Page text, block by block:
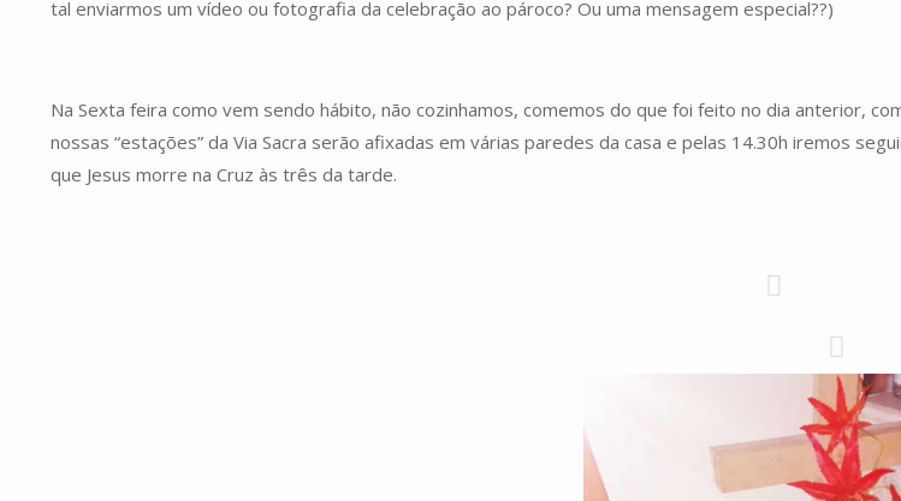
tal enviarmos um vídeo ou fotografia da celebração ao pároco? Ou uma mensagem especial??)
Na Sexta feira como vem sendo hábito, não cozinhamos, comemos do que foi feito no dia anterior,
nossas “estações” da Via Sacra serão afixadas em várias paredes da casa e pelas 14.30h iremos
que Jesus morre na Cruz às três da tarde.